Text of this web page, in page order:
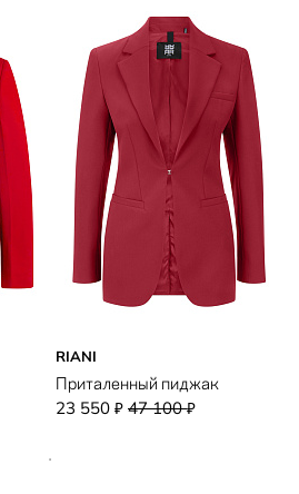
RIANI
Приталенный пиджак
23 550 ₽ 47 100₽